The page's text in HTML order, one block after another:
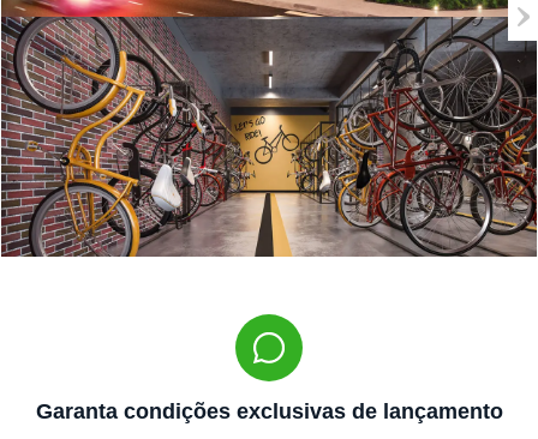
Garanta condições exclusivas de lançamento